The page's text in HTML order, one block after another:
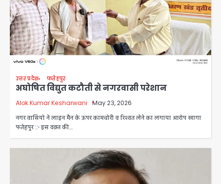
उत्तर प्रदेश फतेहपुर
अघोषित विद्युत कटौती से नगरवासी परेशान
Alok Kumar Kesharwani
May 23, 2026
नगर वासियो ने लाइन मैन के ऊपर कामचोरी व रिश्वत लेने का लगाया आरोप खागा
फतेहपुर ::- इस वक़्त की…